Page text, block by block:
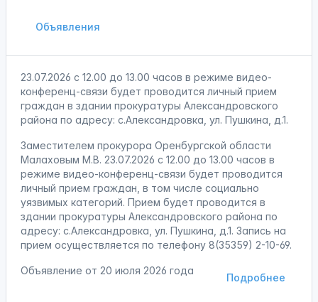
Объявления
23.07.2026 с 12.00 до 13.00 часов в режиме видео-
конференц-связи будет проводится личный прием
граждан в здании прокуратуры Александровского
района по адресу: с.Александровка, ул. Пушкина, д.1.
Заместителем прокурора Оренбургской области
Малаховым М.В. 23.07.2026 с 12.00 до 13.00 часов в
режиме видео-конференц-связи будет проводится
личный прием граждан, в том числе социально
уязвимых категорий. Прием будет проводится в
здании прокуратуры Александровского района по
адресу: с.Александровка, ул. Пушкина, д.1. Запись на
прием осуществляется по телефону 8(35359) 2-10-69.
Подробнее
Объявление от 20 июля 2026 года